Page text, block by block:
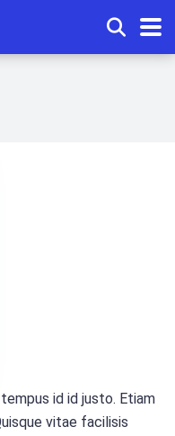
id id justo. Etiam
vitae facilisis